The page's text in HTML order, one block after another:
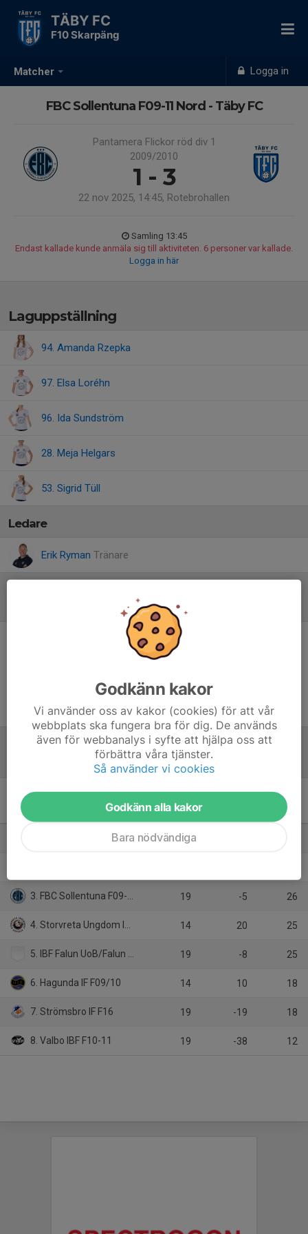
Matcher Logga in
TÄBY FC
F10 Skarpäng
FBC Sollentuna F09-11 Nord - Täby FC
Pantamera Flickor röd div 1
2009/2010
1 - 3
22 nov 2025, 14:45, Rotebrohallen
Samling 13:45
Endast kallade kunde anmäla sig till aktiviteten. 6 personer var kallade.
Logga in här
Laguppställning
94. Amanda Rzepka
97. Elsa Loréhn
96. Ida Sundström
28. Meja Helgars
53. Sigrid Tüll
Ledare
Erik Ryman Tränare
Inget referat skrivet
Pantamera Flickor röd div 1
2009/2010
M
1. Vaksala SK F 2011 19
3. FBC Sollentuna F09-11 Nord 19 -5 26
4. Storvreta Ungdom IBK F10 14 20 25
5. IBF Falun UoB/Falun IBK 2010 19 -8 25
6. Hagunda IF F09/10 14 10 18
7. Strömsbro IF F16 19 -19 18
8. Valbo IBF F10-11 19 -38 12
Godkänn kakor
Vi använder oss av kakor (cookies) för att vår
webbplats ska fungera bra för dig. De används
även för webbanalys i syfte att hjälpa oss att
förbättra våra tjänster.
Så använder vi cookies
Godkänn alla kakor
Bara nödvändiga